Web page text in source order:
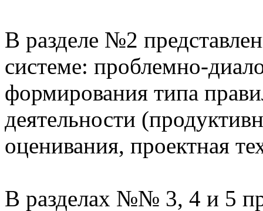
В разделе №2
системе: проблемно-
формирования типа
деятельности
оценивания, проектная
В разделах №№ 3, 4 и 5